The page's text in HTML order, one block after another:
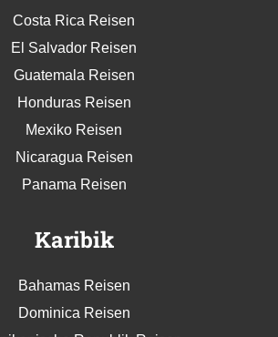
Belize Reisen
Costa Rica Reisen
El Salvador Reisen
Guatemala Reisen
Honduras Reisen
Mexiko Reisen
Nicaragua Reisen
Karibik
Bahamas Reisen